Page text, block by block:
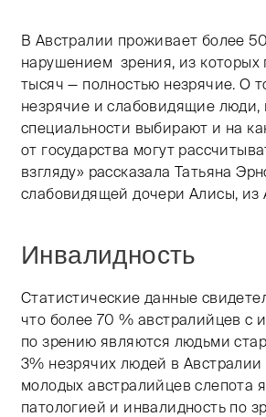
В Австралии проживает более
нарушением зрения, из которых
тысяч — полностью незрячие. О
незрячие и слабовидящие люди,
специальности выбирают и на
от государства могут
взгляду» рассказала Татьяна
слабовидящей дочери Алисы, из
Инвалидность
Статистические данные
что более 70 % австралийцев с
по зрению являются людьми
3% незрячих людей в
молодых австралийцев слепота
патологией и инвалидность по